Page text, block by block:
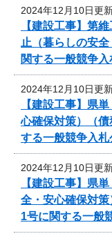
2024年12月10日更
【建設工事】
止（暮らしの安
関する一般競争
2024年12月10日更
【建設工事】県
心確保対策）（
する一般競争入札
2024年12月10日更
【建設工事】県
全・安心確保対
1号に関する一般